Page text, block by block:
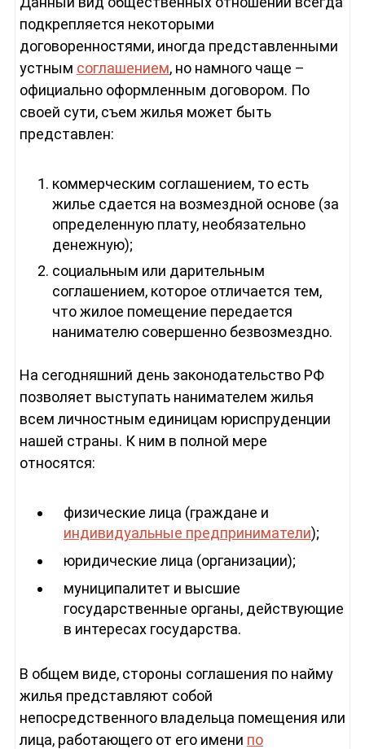
подкрепляется некоторыми
договоренностями, иногда представленными
устным соглашением, но намного чаще –
официально оформленным договором. По
своей сути, съем жилья может быть
представлен:
коммерческим соглашением, то есть
жилье сдается на возмездной основе (за
определенную плату, необязательно
денежную);
социальным или дарительным
соглашением, которое отличается тем,
что жилое помещение передается
нанимателю совершенно безвозмездно.
На сегодняшний день законодательство РФ
позволяет выступать нанимателем жилья
всем личностным единицам юриспруденции
нашей страны. К ним в полной мере
относятся:
физические лица (граждане и
индивидуальные предприниматели);
юридические лица (организации);
муниципалитет и высшие
государственные органы, действующие
в интересах государства.
В общем виде, стороны соглашения по найму
жилья представляют собой
непосредственного владельца помещения или
лица, работающего от его имени по